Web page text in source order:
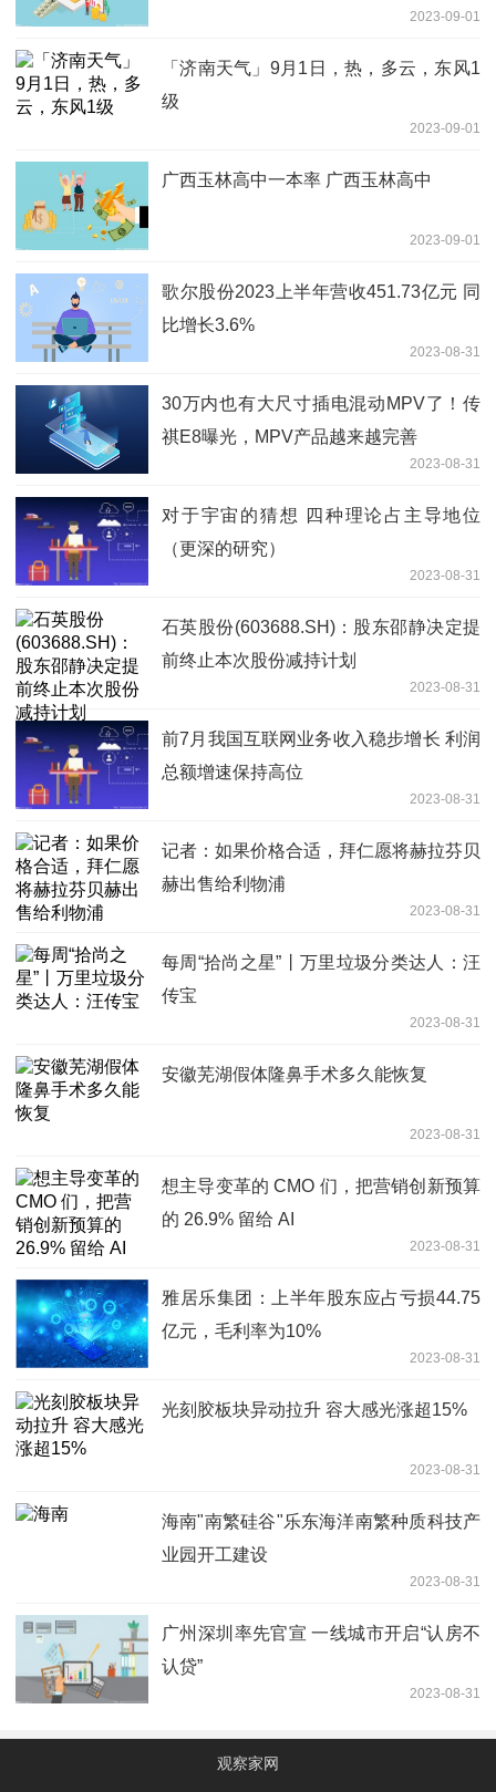
2023-09-01
「济南天气」9月1日，热，多云，东风1
级
2023-09-01
广西玉林高中一本率 广西玉林高中
2023-09-01
歌尔股份2023上半年营收451.73亿元 同
比增长3.6%
2023-08-31
30万内也有大尺寸插电混动MPV了！传
祺E8曝光，MPV产品越来越完善
2023-08-31
对于宇宙的猜想 四种理论占主导地位
（更深的研究）
2023-08-31
石英股份(603688.SH)：股东邵静决定提
前终止本次股份减持计划
2023-08-31
前7月我国互联网业务收入稳步增长 利润
总额增速保持高位
2023-08-31
记者：如果价格合适，拜仁愿将赫拉芬贝
赫出售给利物浦
2023-08-31
每周“拾尚之星”丨万里垃圾分类达人：汪
传宝
2023-08-31
安徽芜湖假体隆鼻手术多久能恢复
2023-08-31
想主导变革的 CMO 们，把营销创新预算
的 26.9% 留给 AI
2023-08-31
雅居乐集团：上半年股东应占亏损44.75
亿元，毛利率为10%
2023-08-31
光刻胶板块异动拉升 容大感光涨超15%
2023-08-31
海南"南繁硅谷"乐东海洋南繁种质科技产
业园开工建设
2023-08-31
广州深圳率先官宣 一线城市开启“认房不
认贷”
2023-08-31
观察家网